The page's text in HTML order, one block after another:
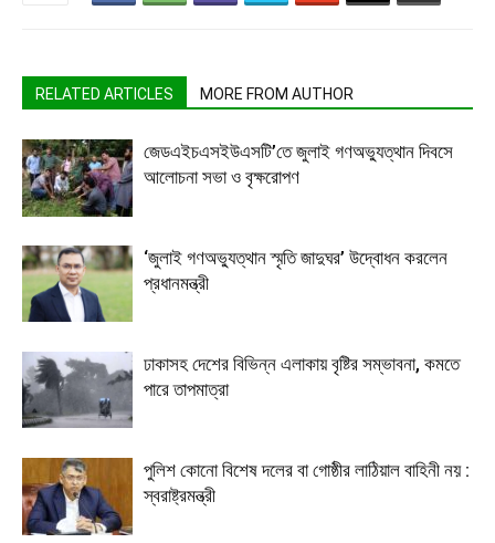
RELATED ARTICLES MORE FROM AUTHOR
জেডএইচএসইউএসটি’তে জুলাই গণঅভ্যুত্থান দিবসে
আলোচনা সভা ও বৃক্ষরোপণ
‘জুলাই গণঅভ্যুত্থান স্মৃতি জাদুঘর’ উদ্বোধন করলেন
প্রধানমন্ত্রী
ঢাকাসহ দেশের বিভিন্ন এলাকায় বৃষ্টির সম্ভাবনা, কমতে
পারে তাপমাত্রা
পুলিশ কোনো বিশেষ দলের বা গোষ্ঠীর লাঠিয়াল বাহিনী নয় :
স্বরাষ্ট্রমন্ত্রী